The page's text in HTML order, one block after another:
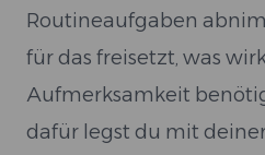
Routineaufgaben
für das freisetzt, was
Aufmerksamkeit
dafür legst du mit